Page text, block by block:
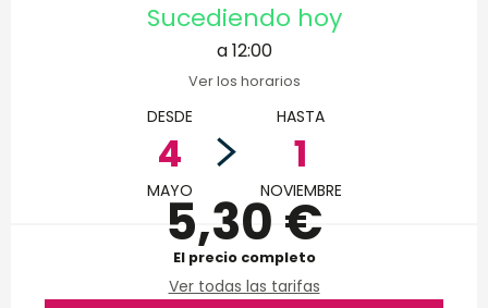
Sucediendo hoy
a 12:00
Ver los horarios
DESDE
4
MAYO
HASTA
1
NOVIEMBRE
5,30 €
El precio completo
Ver todas las tarifas